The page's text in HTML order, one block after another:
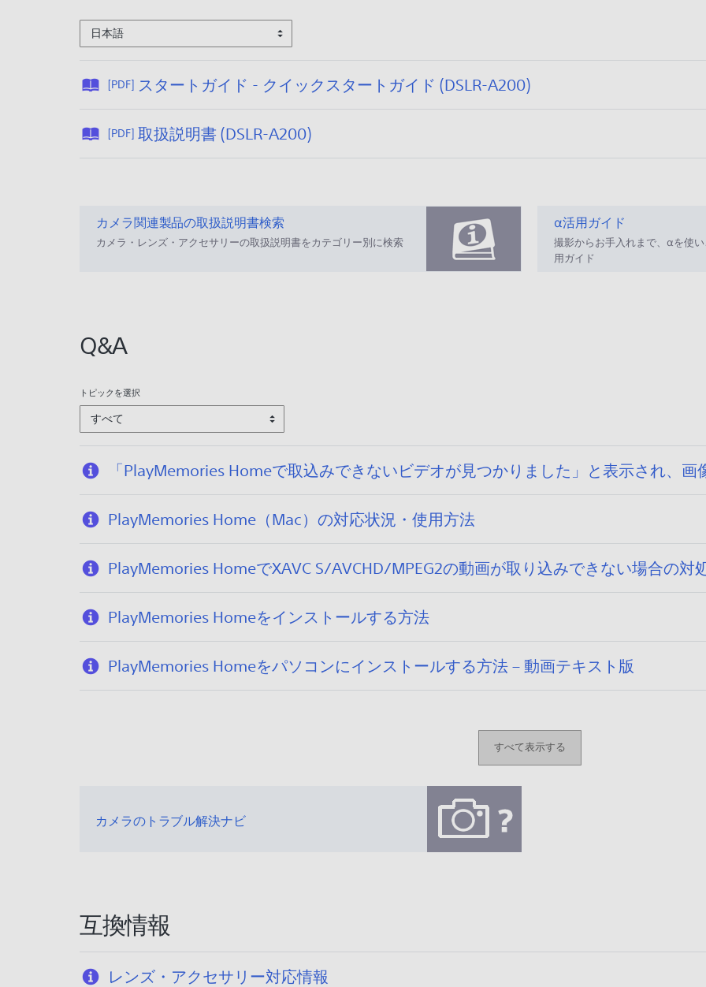
日本語
[PDF] スタートガイド - クイックスタートガイド (DSLR-A200)公
2
[PDF] 取扱説明書 (DSLR-A200)公
2
カメラ関連製品の取扱説明書検索
カメラ・レンズ・アクセサリーの取扱説明書をカテゴリー別に検索
α活用ガイド
撮影からお手入れまで、αを使
用ガイド
Q&A
トピックを選択
すべて
「PlayMemories Homeで取込みできないビデオが見つかりました」と表示され、画
PlayMemories Home（Mac）の対応状況・使用方法
PlayMemories HomeでXAVC S/AVCHD/MPEG2の動画が取り込みできない場合の対
PlayMemories Homeをインストールする方法
PlayMemories Homeをパソコンにインストールする方法 – 動画テキスト版
すべて表示する
カメラのトラブル解決ナビ
互換情報
レンズ・アクセサリー対応情報